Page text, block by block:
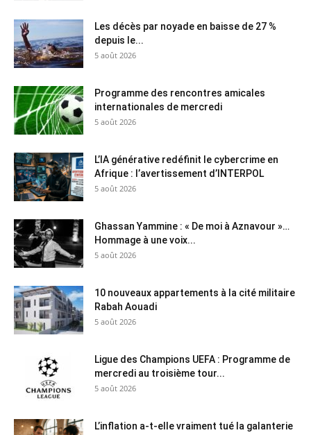
Les décès par noyade en baisse de 27 %
depuis le...
5 août 2026
Programme des rencontres amicales
internationales de mercredi
5 août 2026
L’IA générative redéfinit le cybercrime en
Afrique : l’avertissement d’INTERPOL
5 août 2026
Ghassan Yammine : « De moi à Aznavour »…
Hommage à une voix...
5 août 2026
10 nouveaux appartements à la cité militaire
Rabah Aouadi
5 août 2026
Ligue des Champions UEFA : Programme de
mercredi au troisième tour...
5 août 2026
L’inflation a-t-elle vraiment tué la galanterie